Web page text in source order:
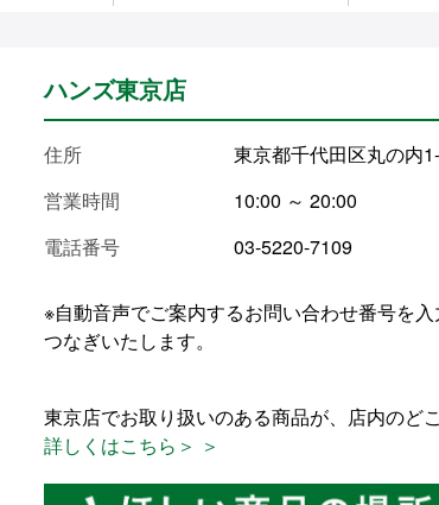
ハンズ東京店
住所
東京都千代田区丸の内
営業時間
10:00 ～ 20:00
電話番号
03-5220-7109
※自動音声でご案内するお問い合わせ番号を
つなぎいたします。
東京店でお取り扱いのある商品が、店内のど
詳しくはこちら＞ ＞